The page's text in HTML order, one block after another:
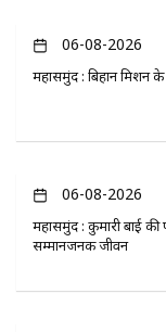
06-08-2026
महासमुंद : बिहान मिशन के
06-08-2026
महासमुंद : कुमारी बाई
सम्मानजनक जीवन